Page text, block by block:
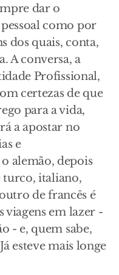
dar o
como por
dos quais, conta,
A conversa, a
Profissional,
certezas de que
para a vida,
a apostar no
e
alemão, depois
turco, italiano,
de francês é
viagens em lazer -
- e, quem sabe,
esteve mais longe